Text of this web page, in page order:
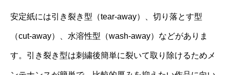
安定紙には引き裂き型（tear-away）、切り落とす型
（cut-away）、水溶性型（wash-away）などがありま
す。引き裂き型は刺繍後簡単に裂いて取り除けるためメ